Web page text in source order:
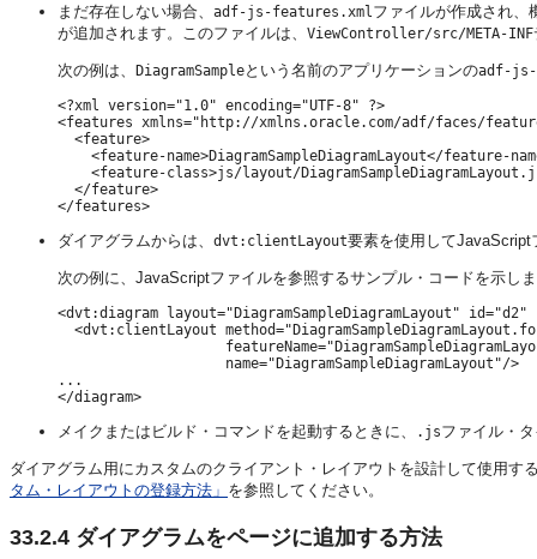
まだ存在しない場合、 adf-js-features.xmlファイルが作成され、
が追加されます。このファイルは、 ViewController/src/META-INF
次の例は、 DiagramSampleという名前のアプリケーションのadf-js-
<?xml version="1.0" encoding="UTF-8" ?>
<features xmlns="http://xmlns.oracle.com/adf/faces/
  <feature>
<feature-name>DiagramSampleDiagramLayout</feature-
<feature-class>js/layout/
  </feature>
ダイアグラムからは、 dvt:clientLayout要素を使用してJavaScript
次の例に、JavaScriptファイルを参照するサンプル・コードを示し
<dvt:diagram layout="DiagramSampleDiagramLayout" id="d2"
<dvt:clientLayout
                    name="DiagramSampleDiagramLayout"/>
...
メイクまたはビルド・コマンドを起動するときに、 .jsファイル・
ダイアグラム用にカスタムのクライアント・レイアウトを設計して使用
タム・レイアウトの登録方法」 を参照してください。
33.2.4 ダイアグラムをページに追加する方法